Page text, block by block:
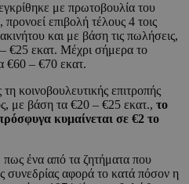
με πρωτοβουλία του
επιβολή τέλους 4 τοις
και με βάση τις πωλήσεις,
€25 εκατ. Μέχρι σήμερα το
€60 – €70 εκατ.
κοινοβουλευτικής επιτροπής
με βάση τα €20 – €25 εκατ., το
κυμαίνεται σε €2 το
ένα από τα ζητήματα που
συνεδρίας αφορά το κατά πόσον η